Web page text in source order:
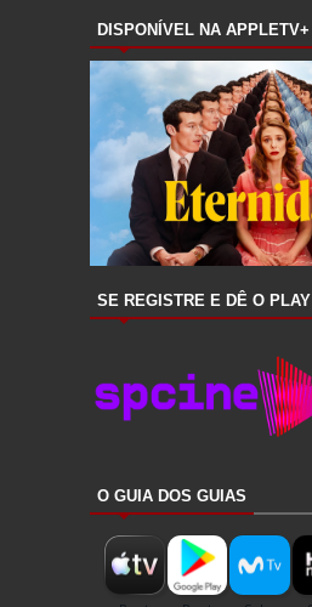
DISPONÍVEL NA APPLETV+
SE REGISTRE E DÊ O PLAY
O GUIA DOS GUIAS